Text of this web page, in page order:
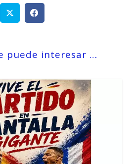
puede interesar …